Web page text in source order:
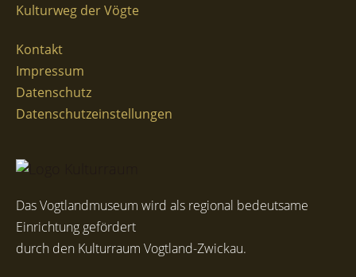
Kulturweg der Vögte
Kontakt
Impressum
Datenschutz
Datenschutzeinstellungen
Das Vogtlandmuseum wird als regional bedeutsame
Einrichtung gefördert
durch den Kulturraum Vogtland-Zwickau.